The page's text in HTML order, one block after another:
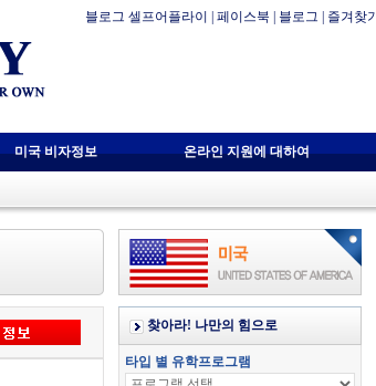
블로그 셀프어플라이 페이스북 블로그 즐겨찾기
미국 비자정보 온라인 지원에 대하여